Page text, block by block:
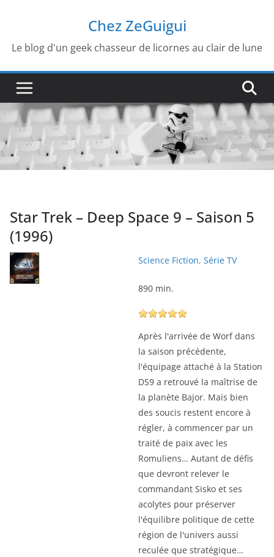
contenu
Chez ZeGuigui
Le blog d'un geek chasseur de licornes au clair de lune
Star Trek – Deep Space 9 – Saison 5
(1996)
Science Fiction, Série TV
890 min.
Après l'arrivée de Worf dans
la saison précédente,
l'équipage attaché à la Station
DS9 a retrouvé la maîtrise de
la planète Bajor. Mais bien
des soucis restent encore à
régler, à commencer par un
traité de paix avec les
Romuliens… Autant de défis
que devront relever le
commandant Sisko et ses
acolytes pour préserver
l'équilibre politique de cette
région de l'univers aussi
reculée que stratégique…